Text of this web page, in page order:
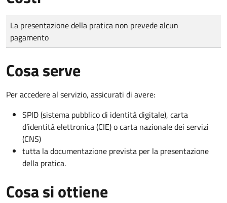
Tipo di pagamento
Importo
La presentazione della pratica non prevede alcun
pagamento
Cosa serve
Per accedere al servizio, assicurati di avere:
SPID (sistema pubblico di identità digitale), carta
d’identità elettronica (CIE) o carta nazionale dei servizi
(CNS)
tutta la documentazione prevista per la presentazione
della pratica.
Cosa si ottiene